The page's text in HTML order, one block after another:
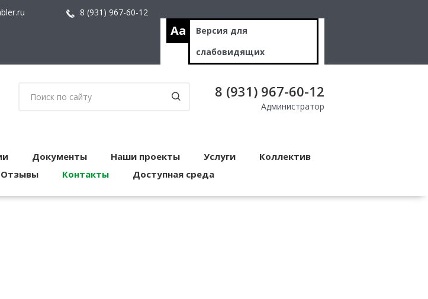
8 (931) 967-60-12
Aa
Версия для
слабовидящих
8 (931) 967-60-12
Администратор
Документы Наши проекты Услуги
Коллектив
Отзывы Контакты Доступная среда